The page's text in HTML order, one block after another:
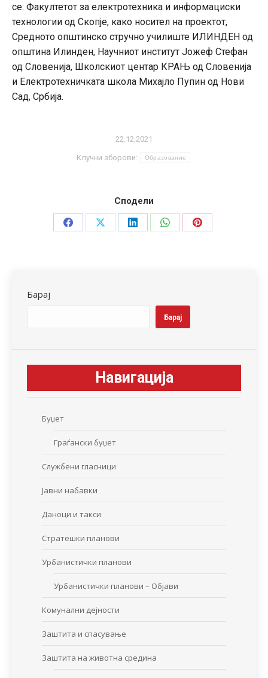
се: Факултетот за електротехника и информациски
технологии од Скопје, како носител на проектот,
Средното општинско стручно училиште ИЛИНДЕН од
општина Илинден, Научниот институт Јожеф Стефан
од Словенија, Школскиот центар КРАЊ од Словенија
и Електротехничката школа Михајло Пупин од Нови
Сад, Србија.
22.12.2021
Клучни зборови: Образование
Сподели
Share
Share
Share
Share
Share
Барај
Барај
Навигација
Буџет
Граѓански буџет
Службени гласници
Јавни набавки
Даноци и такси
Стратешки планови
Урбанистички планови
Урбанистички планови – Објави
Комунални дејности
Заштита и спасување
Заштита на животна средина